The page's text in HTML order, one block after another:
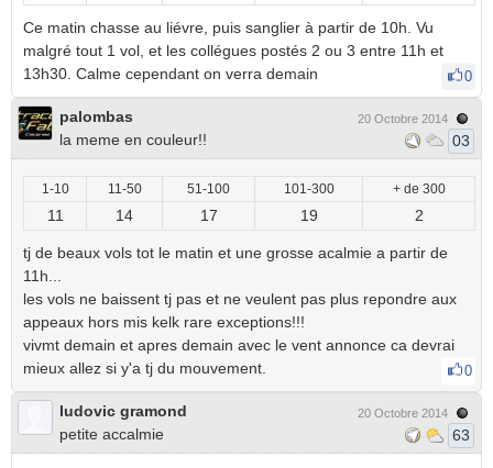
Ce matin chasse au liévre, puis sanglier à partir de 10h. Vu
malgré tout 1 vol, et les collégues postés 2 ou 3 entre 11h et
13h30. Calme cependant on verra demain
0
palombas
la meme en couleur!!
20 Octobre 2014
03
1-10 11-50 51-100 101-300 + de 300
11 14 17 19 2
tj de beaux vols tot le matin et une grosse acalmie a partir de
11h...
les vols ne baissent tj pas et ne veulent pas plus repondre aux
appeaux hors mis kelk rare exceptions!!!
vivmt demain et apres demain avec le vent annonce ca devrai
mieux allez si y'a tj du mouvement.
0
ludovic gramond
petite accalmie
20 Octobre 2014
63